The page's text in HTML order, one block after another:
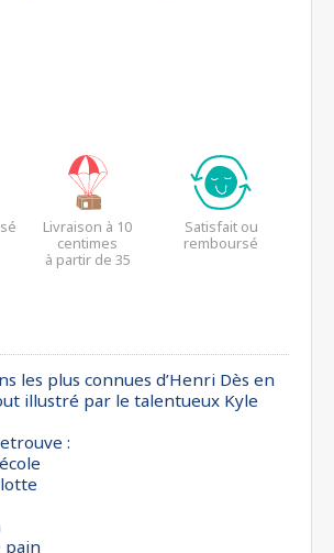
Livraison à 10
centimes
à partir de 35
Satisfait ou
remboursé
les plus connues d’Henri Dès en
illustré par le talentueux Kyle
:
pain